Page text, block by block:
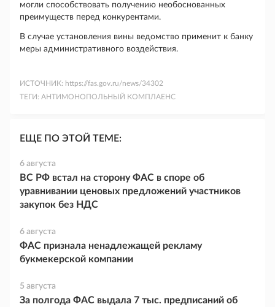
могли способствовать получению необоснованных
преимуществ перед конкурентами.
В случае установления вины ведомство применит к банку
меры административного воздействия.
ИСТОЧНИК: https://fas.gov.ru/news/34302
ТЕГИ: АНТИМОНОПОЛЬНЫЙ КОМПЛАЕНС
ЕЩЕ ПО ЭТОЙ ТЕМЕ:
6 августа
ВС РФ встал на сторону ФАС в споре об
уравнивании ценовых предложений участников
закупок без НДС
6 августа
ФАС признала ненадлежащей рекламу
букмекерской компании
5 августа
За полгода ФАС выдала 7 тыс. предписаний об